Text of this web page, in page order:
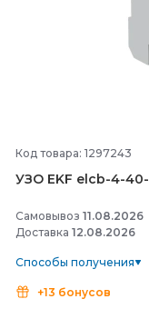
Код товара: 1297243
УЗО EKF elcb-4-40-
Самовывоз 11.08.2026
Доставка 12.08.2026
Способы получения
+13 бонусов